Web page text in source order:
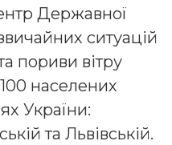
Державної
ситуацій
пориви вітру
населених
України:
та Львівській.